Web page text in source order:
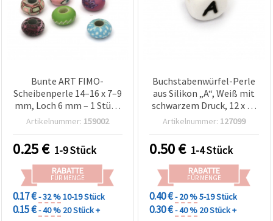
Bunte ART FIMO-
Scheibenperle 14–16 x 7–9
mm, Loch 6 mm – 1 Stück
(sortiert)
Artikelnummer: 159002
0.25€ 1-9 Stück
RABATTE
FÜR MENGE
0.17 €- 32 %10-19 Stück
0.15 €- 40 % 20 Stück +
Buchstabenwürfel-Perle
aus Silikon „A“, Weiß mit
schwarzem Druck, 12 x 12
mm, Loch 2,5 mm – für
Schmuckherstellung &
Deko, 1 Stück
Artikelnummer: 127099
0.50€ 1-4 Stück
RABATTE
FÜR MENGE
0.40 €- 20 %5-19 Stück
0.30 €- 40 % 20 Stück +